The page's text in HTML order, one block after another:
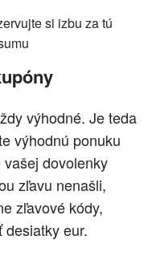
si izbu za tú
výhodné. Je teda
výhodnú ponuku
dovolenky
zľavu nenašli,
zľavové kódy,
desiatky eur.